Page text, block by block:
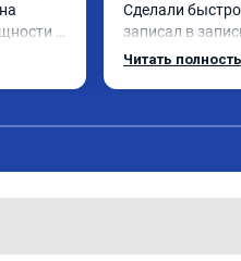
и
на
Сделали быстро
записал в
рекомендую!
Читать